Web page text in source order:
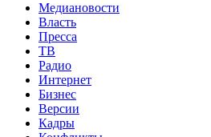
Медиановости
Власть
Пресса
ТВ
Радио
Интернет
Бизнес
Версии
Кадры